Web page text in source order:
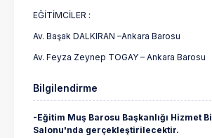
EĞİTİMCİLER :
Av. Başak DALKIRAN –Ankara Barosu
Av. Feyza Zeynep TOGAY – Ankara Barosu
Bilgilendirme
-Eğitim Muş Barosu Başkanlığı Hizmet
Salonu'nda gerçekleştirilecektir.